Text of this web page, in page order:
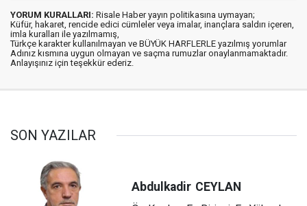
YORUM KURALLARI: Risale Haber yayın politikasına uymayan;
Küfür, hakaret, rencide edici cümleler veya imalar, inançlara saldırı içeren,
imla kuralları ile yazılmamış,
Türkçe karakter kullanılmayan ve BÜYÜK HARFLERLE yazılmış yorumlar
Adınız kısmına uygun olmayan ve saçma rumuzlar onaylanmamaktadır.
Anlayışınız için teşekkür ederiz.
SON YAZILAR
Abdulkadir CEYLAN